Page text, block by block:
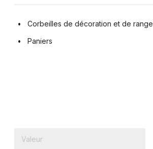
Corbeilles de décoration et de
Paniers